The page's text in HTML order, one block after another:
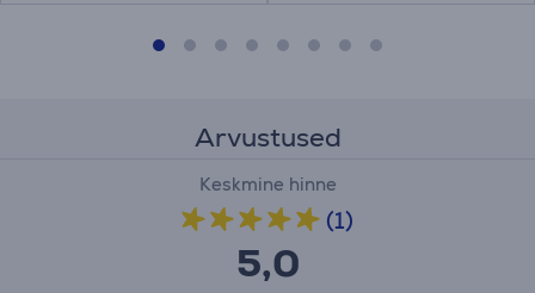
Arvustused
Keskmine hinne
(1)
5,0